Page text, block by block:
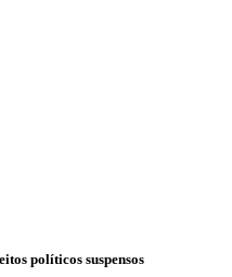
políticos suspensos